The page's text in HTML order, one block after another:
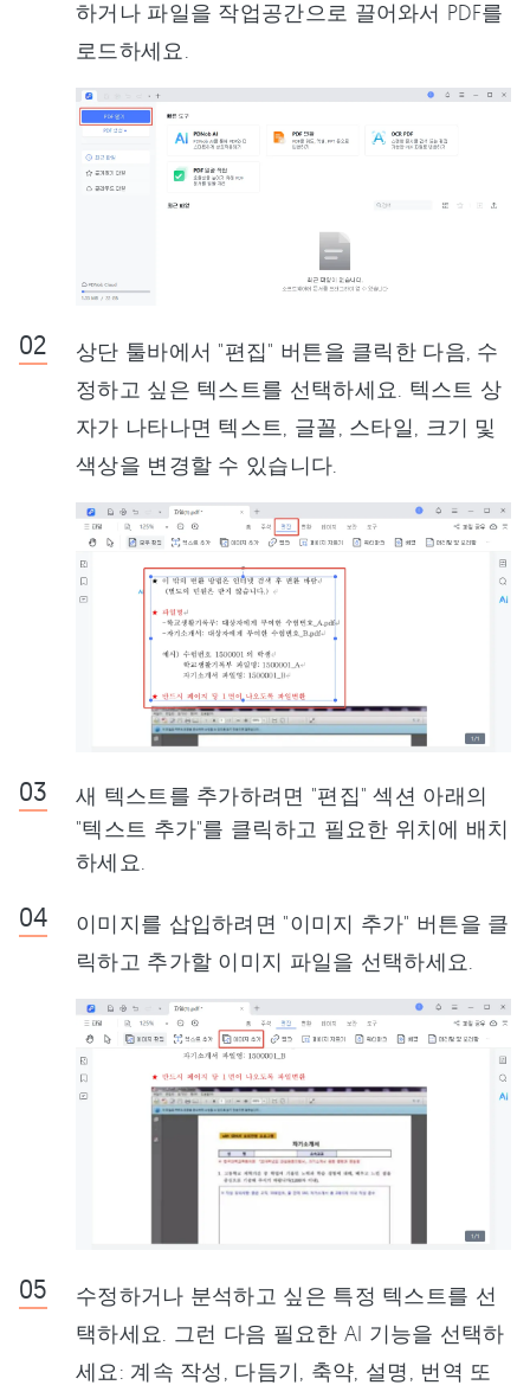
하거나 파일을 작업공간으로 끌어와서 PDF를
로드하세요.
상단 툴바에서 "편집" 버튼을 클릭한 다음, 수
정하고 싶은 텍스트를 선택하세요. 텍스트 상
자가 나타나면 텍스트, 글꼴, 스타일, 크기 및
색상을 변경할 수 있습니다.
새 텍스트를 추가하려면 "편집" 섹션 아래의
"텍스트 추가"를 클릭하고 필요한 위치에 배치
하세요.
이미지를 삽입하려면 "이미지 추가" 버튼을 클
릭하고 추가할 이미지 파일을 선택하세요.
수정하거나 분석하고 싶은 특정 텍스트를 선
택하세요. 그런 다음 필요한 AI 기능을 선택하
세요: 계속 작성, 다듬기, 축약, 설명, 번역 또